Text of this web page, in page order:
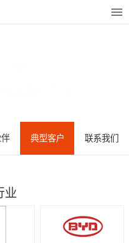
典型客户 联系我们
业